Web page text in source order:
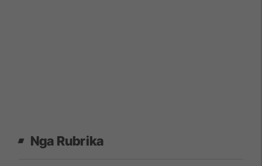
Nga Rubrika